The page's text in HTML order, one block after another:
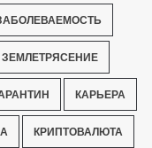
ЗЕМЛЕТРЯСЕНИЕ
КАРЬЕРА
КРИПТОВАЛЮТА